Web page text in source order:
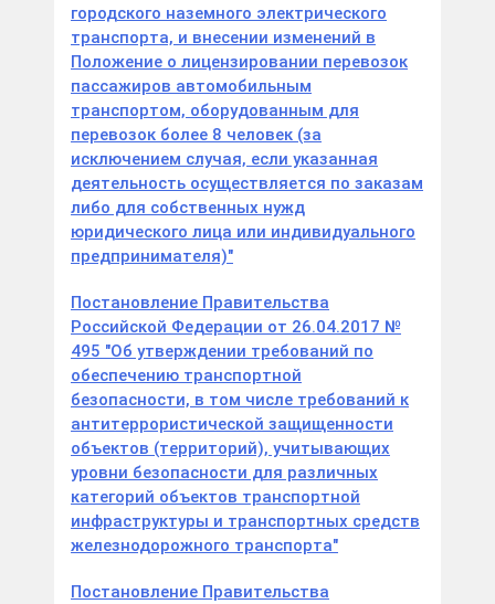
городского наземного электрического
транспорта, и внесении изменений в
Положение о лицензировании перевозок
пассажиров автомобильным
транспортом, оборудованным для
перевозок более 8 человек (за
исключением случая, если указанная
деятельность осуществляется по заказам
либо для собственных нужд
юридического лица или индивидуального
предпринимателя)"
Постановление Правительства
Российской Федерации от 26.04.2017 №
495 "Об утверждении требований по
обеспечению транспортной
безопасности, в том числе требований к
антитеррористической защищенности
объектов (территорий), учитывающих
уровни безопасности для различных
категорий объектов транспортной
инфраструктуры и транспортных средств
железнодорожного транспорта"
Постановление Правительства